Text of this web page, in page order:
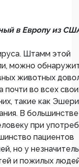
в Европу из
Штамм этой
можно
животных
почти во всех
такие как
В большинстве
при
пациентов
но у
и пожилых